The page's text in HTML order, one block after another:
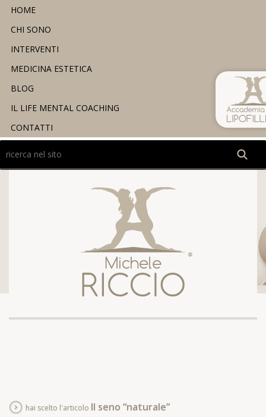
HOME
CHI SONO
INTERVENTI
MEDICINA ESTETICA
BLOG
IL LIFE MENTAL COACHING
CONTATTI
Ricerca
nel
sito
hai scelto l'articolo Il seno “naturale”